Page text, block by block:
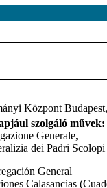
Központ
szolgáló művek:
Generale,
dei Padri
General
Calasancias